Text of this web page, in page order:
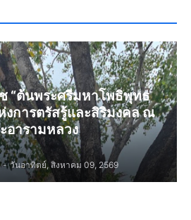
“ต้นพระศรีมหาโพธิพุทธ
การตรัสรู้และสิริมงคล ณ
อารามหลวง
- วันอาทิตย์, สิงหาคม 09, 2569